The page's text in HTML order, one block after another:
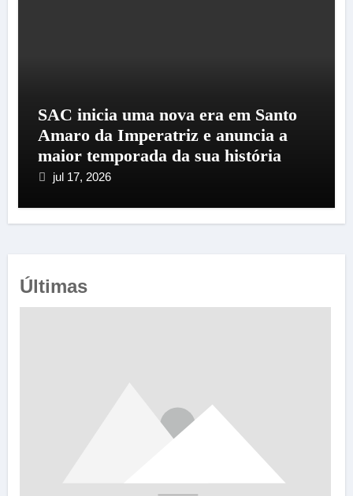
SAC inicia uma nova era em Santo
Amaro da Imperatriz e anuncia a
maior temporada da sua história
jul 17, 2026
Últimas